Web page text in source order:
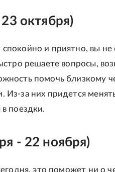
октября)
и приятно, вы не
решаете вопросы,
помочь близкому
Из-за них придется
поездки.
- 22 ноября)
это поможет ни о